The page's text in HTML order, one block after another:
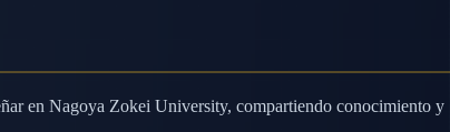
en Nagoya Zokei University, compartiendo conocimiento y